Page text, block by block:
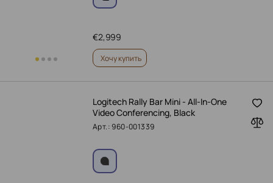
2,999
€
Хочу купить
Logitech Rally Bar Mini - All-In-One
Video Conferencing, Black
Арт.: 960-001339